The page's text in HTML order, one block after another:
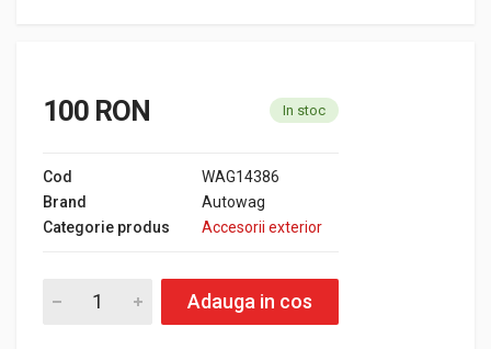
100 RON In stoc
Cod
WAG14386
Brand
Autowag
Categorie produs
Accesorii exterior
Adauga in cos